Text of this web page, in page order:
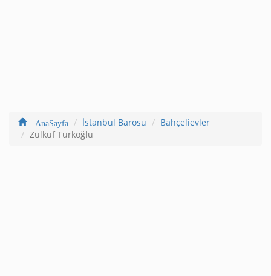
AnaSayfa İstanbul Barosu
Bahçelievler
Zülküf Türkoğlu